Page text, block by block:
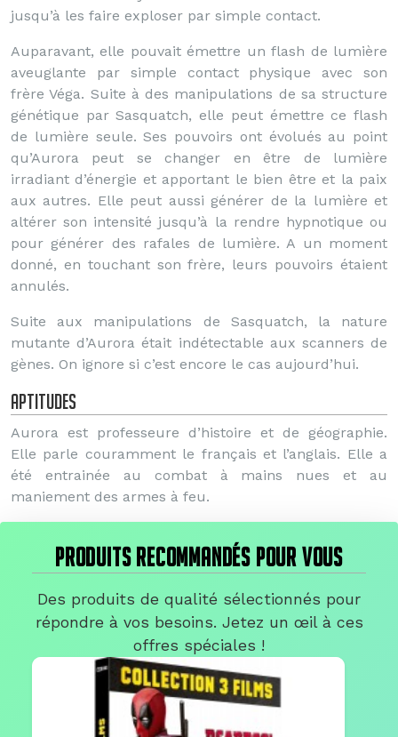
jusqu’à les faire exploser par simple contact.
Auparavant, elle pouvait émettre un flash de lumière
aveuglante par simple contact physique avec son
frère Véga. Suite à des manipulations de sa structure
génétique par Sasquatch, elle peut émettre ce flash
de lumière seule. Ses pouvoirs ont évolués au point
qu’Aurora peut se changer en être de lumière
irradiant d’énergie et apportant le bien être et la paix
aux autres. Elle peut aussi générer de la lumière et
altérer son intensité jusqu’à la rendre hypnotique ou
pour générer des rafales de lumière. A un moment
donné, en touchant son frère, leurs pouvoirs étaient
annulés.
Suite aux manipulations de Sasquatch, la nature
mutante d’Aurora était indétectable aux scanners de
gènes. On ignore si c’est encore le cas aujourd’hui.
Aptitudes
Aurora est professeure d’histoire et de géographie.
Elle parle couramment le français et l’anglais. Elle a
été entrainée au combat à mains nues et au
maniement des armes à feu.
PRODUITS RECOMMANDÉS POUR VOUS
Des produits de qualité sélectionnés pour
répondre à vos besoins. Jetez un œil à ces
offres spéciales !